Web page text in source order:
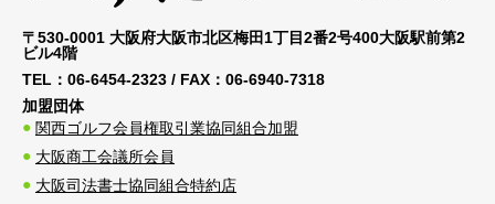
〒530-0001 大阪府大阪市北区梅田1丁目2番2号400大阪駅前第2
ビル4階
TEL： 06-6454-2323 / FAX： 06-6940-7318
加盟団体
関西ゴルフ会員権取引業協同組合加盟
大阪商工会議所会員
大阪司法書士協同組合特約店